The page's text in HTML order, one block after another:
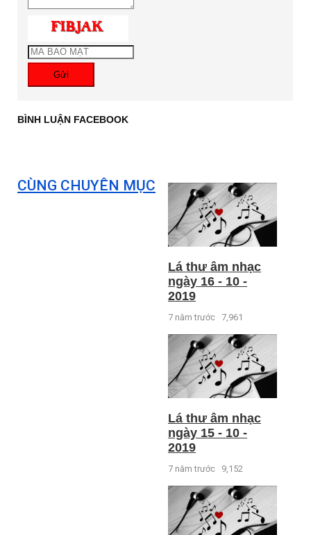
Gửi
BÌNH LUẬN FACEBOOK
CÙNG CHUYÊN MỤC
Lá thư âm nhạc
ngày 16 - 10 -
2019
7 năm trước 7,961
Lá thư âm nhạc
ngày 15 - 10 -
2019
7 năm trước 9,152